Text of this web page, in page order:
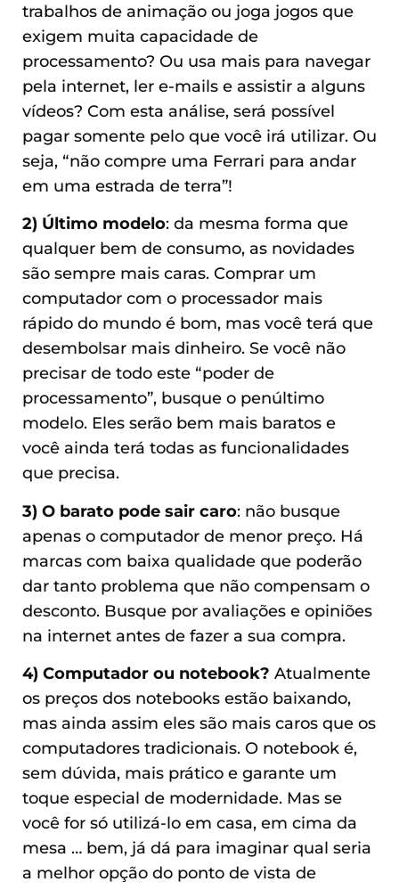
trabalhos de animação ou joga jogos que
exigem muita capacidade de
processamento? Ou usa mais para navegar
pela internet, ler e-mails e assistir a alguns
vídeos? Com esta análise, será possível
pagar somente pelo que você irá utilizar. Ou
seja, “não compre uma Ferrari para andar
em uma estrada de terra”!
2) Último modelo: da mesma forma que
qualquer bem de consumo, as novidades
são sempre mais caras. Comprar um
computador com o processador mais
rápido do mundo é bom, mas você terá que
desembolsar mais dinheiro. Se você não
precisar de todo este “poder de
processamento”, busque o penúltimo
modelo. Eles serão bem mais baratos e
você ainda terá todas as funcionalidades
que precisa.
3) O barato pode sair caro: não busque
apenas o computador de menor preço. Há
marcas com baixa qualidade que poderão
dar tanto problema que não compensam o
desconto. Busque por avaliações e opiniões
na internet antes de fazer a sua compra.
4) Computador ou notebook? Atualmente
os preços dos notebooks estão baixando,
mas ainda assim eles são mais caros que os
computadores tradicionais. O notebook é,
sem dúvida, mais prático e garante um
toque especial de modernidade. Mas se
você for só utilizá-lo em casa, em cima da
mesa … bem, já dá para imaginar qual seria
a melhor opção do ponto de vista de